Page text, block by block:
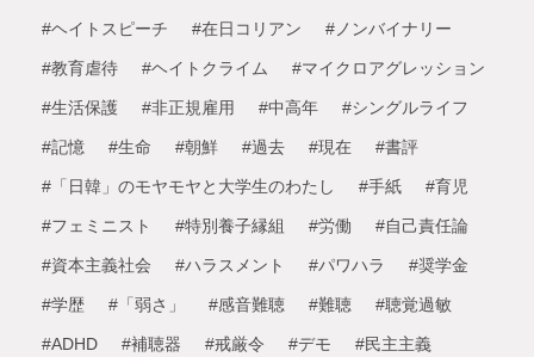
#ヘイトスピーチ #在日コリアン #ノンバイナリー
#教育虐待 #ヘイトクライム #マイクロアグレッション
#生活保護 #非正規雇用 #中高年 #シングルライフ
#記憶 #生命 #朝鮮 #過去 #現在 #書評
#「日韓」のモヤモヤと大学生のわたし #手紙 #育児
#フェミニスト #特別養子縁組 #労働 #自己責任論
#資本主義社会 #ハラスメント #パワハラ #奨学金
#学歴 #「弱さ」 #感音難聴 #難聴 #聴覚過敏
#ADHD #補聴器 #戒厳令 #デモ #民主主義